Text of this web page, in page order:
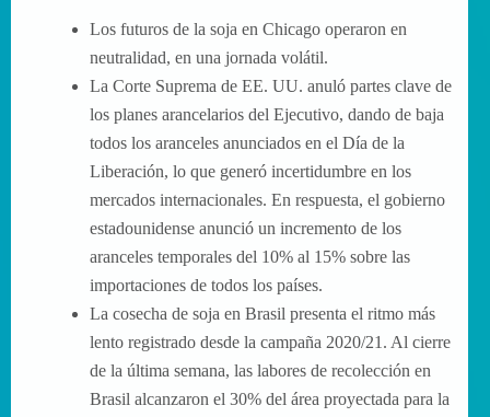
Los futuros de la soja en Chicago operaron en
neutralidad, en una jornada volátil.
La Corte Suprema de EE. UU. anuló partes clave de
los planes arancelarios del Ejecutivo, dando de baja
todos los aranceles anunciados en el Día de la
Liberación, lo que generó incertidumbre en los
mercados internacionales. En respuesta, el gobierno
estadounidense anunció un incremento de los
aranceles temporales del 10% al 15% sobre las
importaciones de todos los países.
La cosecha de soja en Brasil presenta el ritmo más
lento registrado desde la campaña 2020/21. Al cierre
de la última semana, las labores de recolección en
Brasil alcanzaron el 30% del área proyectada para la